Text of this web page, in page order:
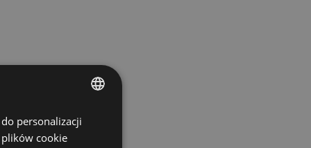
ENGLISH
SPANISH
personalizacji
plików cookie